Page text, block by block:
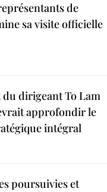
de
sa visite officielle
du dirigeant To Lam
approfondir le
intégral
poursuivies et